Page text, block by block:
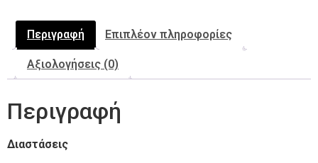
Περιγραφή Επιπλέον πληροφορίες
Αξιολογήσεις (0)
Περιγραφή
Διαστάσεις